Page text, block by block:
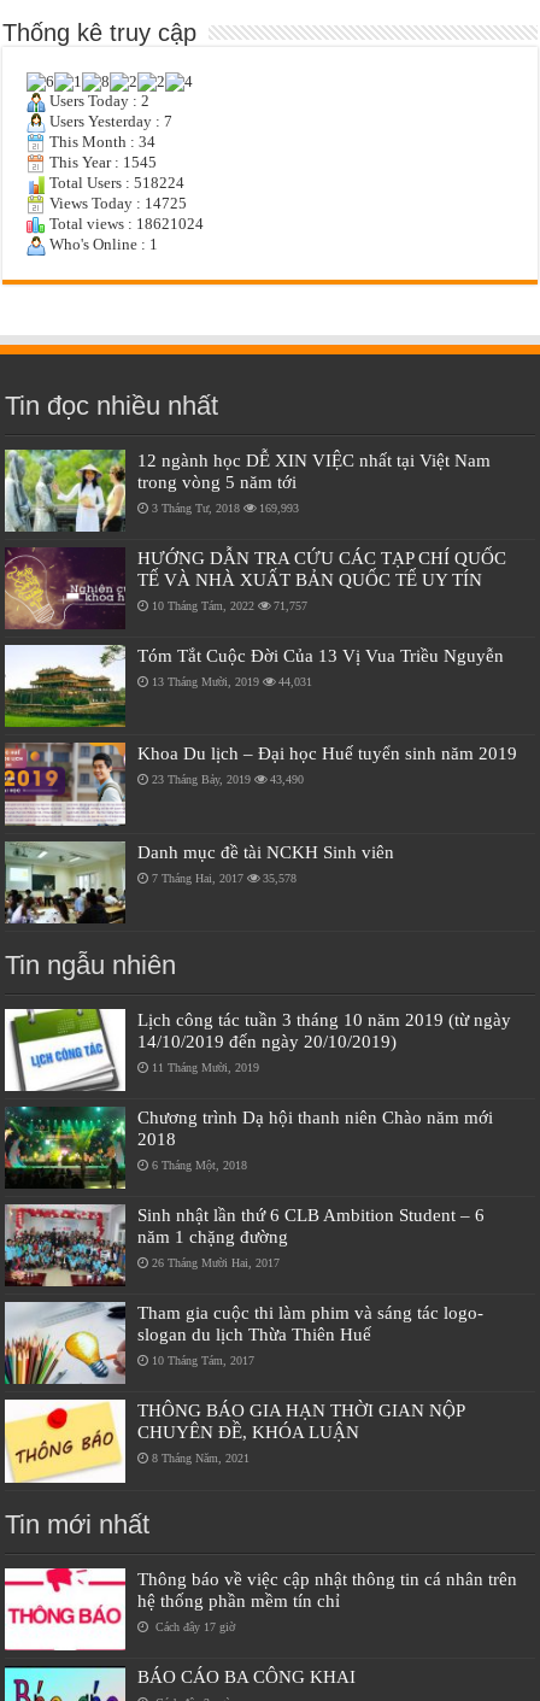
Thống kê truy cập
Users Today : 2
Users Yesterday : 7
This Month : 34
This Year : 1545
Total Users : 518224
Views Today : 14725
Total views : 18621024
Who's Online : 1
Tin đọc nhiều nhất
12 ngành học DỄ XIN VIỆC nhất tại Việt Nam
trong vòng 5 năm tới
3 Tháng Tư, 2018 169,993
HƯỚNG DẪN TRA CỨU CÁC TẠP CHÍ QUỐC
TẾ VÀ NHÀ XUẤT BẢN QUỐC TẾ UY TÍN
10 Tháng Tám, 2022 71,757
Tóm Tắt Cuộc Đời Của 13 Vị Vua Triều Nguyễn
13 Tháng Mười, 2019 44,031
Khoa Du lịch – Đại học Huế tuyển sinh năm 2019
23 Tháng Bảy, 2019 43,490
Danh mục đề tài NCKH Sinh viên
7 Tháng Hai, 2017 35,578
Tin ngẫu nhiên
Lịch công tác tuần 3 tháng 10 năm 2019 (từ ngày
14/10/2019 đến ngày 20/10/2019)
11 Tháng Mười, 2019
Chương trình Dạ hội thanh niên Chào năm mới
2018
6 Tháng Một, 2018
Sinh nhật lần thứ 6 CLB Ambition Student – 6
năm 1 chặng đường
26 Tháng Mười Hai, 2017
Tham gia cuộc thi làm phim và sáng tác logo-
slogan du lịch Thừa Thiên Huế
10 Tháng Tám, 2017
THÔNG BÁO GIA HẠN THỜI GIAN NỘP
CHUYÊN ĐỀ, KHÓA LUẬN
8 Tháng Năm, 2021
Tin mới nhất
Thông báo về việc cập nhật thông tin cá nhân trên
hệ thống phần mềm tín chỉ
Cách đây 17 giờ
BÁO CÁO BA CÔNG KHAI